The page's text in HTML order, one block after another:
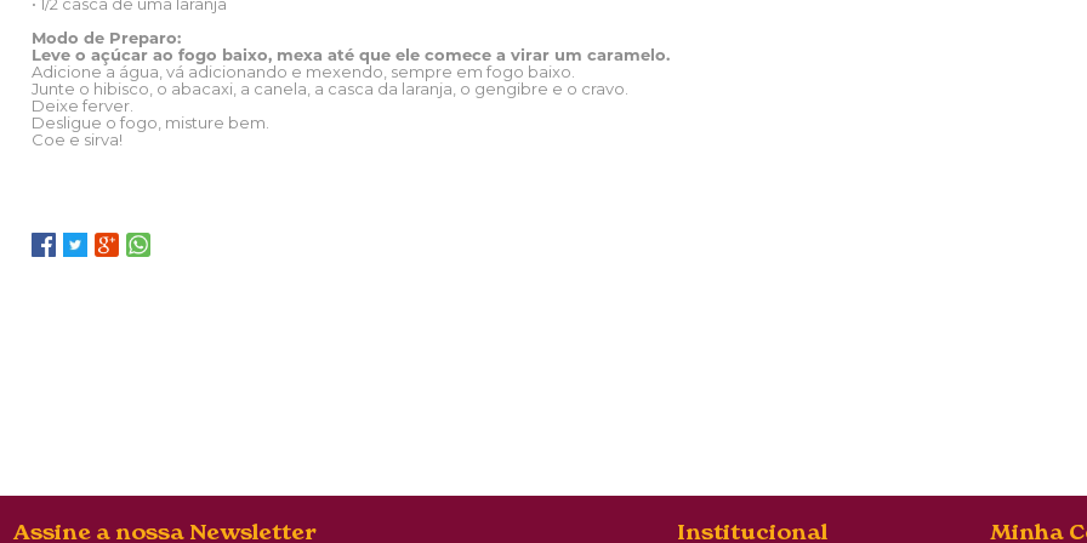
Modo de Preparo:
Leve o açúcar ao fogo baixo, mexa até que ele comece a virar um caramelo.
Adicione a água, vá adicionando e mexendo, sempre em fogo baixo.
Junte o hibisco, o abacaxi, a canela, a casca da laranja, o gengibre e o cravo.
Deixe ferver.
Desligue o fogo, misture bem.
Coe e sirva!
Assine a nossa Newsletter Institucional Minha